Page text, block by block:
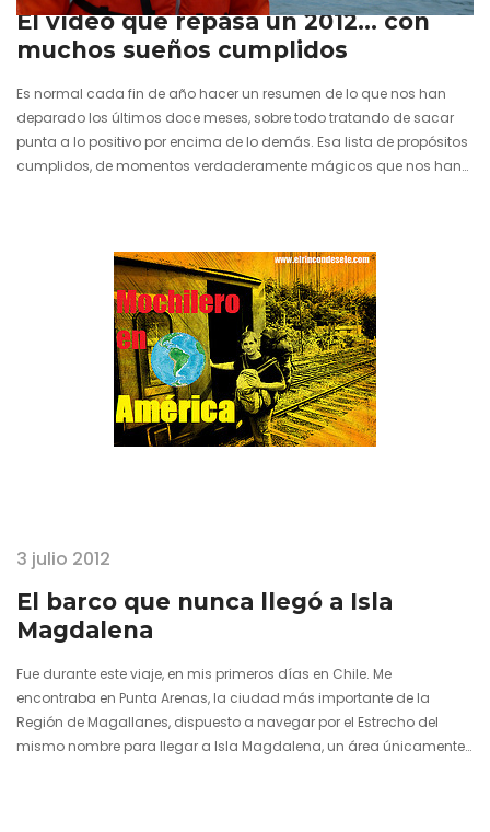
El vídeo que repasa un 2012… con
muchos sueños cumplidos
Es normal cada fin de año hacer un resumen de lo que nos han
deparado los últimos doce meses, sobre todo tratando de sacar
punta a lo positivo por encima de lo demás. Esa lista de propósitos
cumplidos, de momentos verdaderamente mágicos que nos han
3 julio 2012
El barco que nunca llegó a Isla
Magdalena
Fue durante este viaje, en mis primeros días en Chile. Me
encontraba en Punta Arenas, la ciudad más importante de la
Región de Magallanes, dispuesto a navegar por el Estrecho del
mismo nombre para llegar a Isla Magdalena, un área únicamente